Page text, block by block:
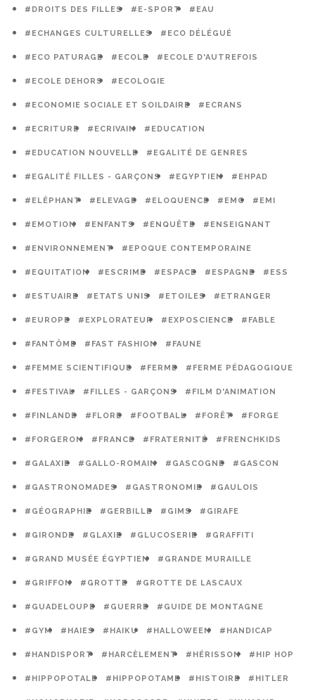
#DROITS DES FILLES #E-SPORT #EAU
#ECHANGES CULTURELLES #ECO DÉLÉGUÉ
#ECO PATURAGE #ECOLE #ECOLE D'AUTREFOIS
#ECOLE DEHORS #ECOLOGIE
#ECONOMIE SOCIALE ET SOILDAIRE #ECRANS
#ECRITURE #ECRIVAIN #EDUCATION
#EDUCATION NOUVELLE #EGALITÉ DE GENRES
#EGALITÉ FILLES - GARÇONS #EGYPTIEN #EHPAD
#ELÉPHANT #ELEVAGE #ELOQUENCE #EMC #EMI
#EMOTION #ENFANTS #ENQUÊTE #ENSEIGNANT
#ENVIRONNEMENT #EPOQUE CONTEMPORAINE
#EQUITATION #ESCRIME #ESPACE #ESPAGNE #ESS
#ESTUAIRE #ETATS UNIS #ETOILES #ETRANGER
#EUROPE #EXPLORATEUR #EXPOSCIENCE #FABLE
#FANTÔME #FAST FASHION #FAUNE
#FEMME SCIENTIFIQUE #FERME #FERME PÉDAGOGIQUE
#FESTIVAL #FILLES - GARÇONS #FILM D'ANIMATION
#FINLANDE #FLORE #FOOTBALL #FORÊT #FORGE
#FORGERON #FRANCE #FRATERNITÉ #FRENCHKIDS
#GALAXIE #GALLO-ROMAIN #GASCOGNE #GASCON
#GASTRONOMADES #GASTRONOMIE #GAULOIS
#GÉOGRAPHIE #GERBILLE #GIMS #GIRAFE
#GIRONDE #GLAXIE #GLUCOSERIE #GRAFFITI
#GRAND MUSÉE ÉGYPTIEN #GRANDE MURAILLE
#GRIFFON #GROTTE #GROTTE DE LASCAUX
#GUADELOUPE #GUERRE #GUIDE DE MONTAGNE
#GYM #HAIES #HAIKU #HALLOWEEN #HANDICAP
#HANDISPORT #HARCÈLEMENT #HÉRISSON #HIP HOP
#HIPPOPOTALE #HIPPOPOTAME #HISTOIRE #HITLER